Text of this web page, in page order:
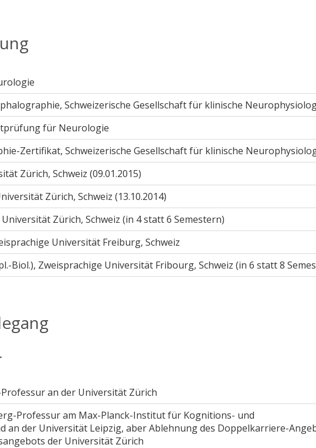
Schweizerische Gesellschaft für klinische
für Neurologie
Zertifikat, Schweizerische Gesellschaft für klinische
Zürich, Schweiz (09.01.2015)
Zürich, Schweiz (13.10.2014)
Zürich, Schweiz (in 4 statt 6 Semestern)
Universität Freiburg, Schweiz
Biol.), Zweisprachige Universität Fribourg, Schweiz (in 6 statt 8
an der Universität Zürich
Professur am Max-Planck-Institut für Kognitions- und
an der Universität Leipzig, aber Ablehnung des Doppelkarriere-
der Universität Zürich